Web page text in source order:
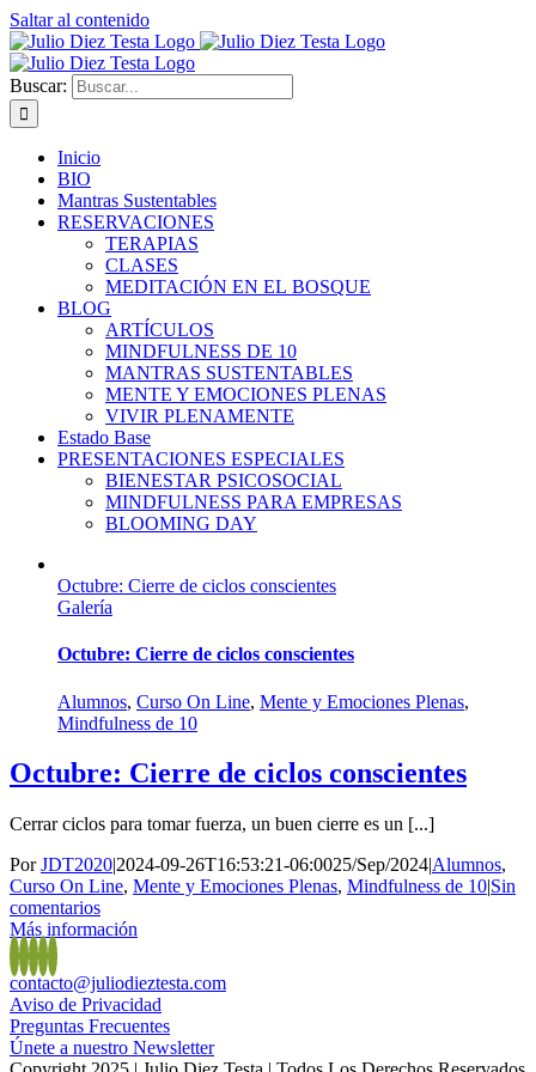
Saltar al contenido
Buscar:
Inicio
BIO
Mantras Sustentables
RESERVACIONES
TERAPIAS
CLASES
MEDITACIÓN EN EL BOSQUE
BLOG
ARTÍCULOS
MINDFULNESS DE 10
MANTRAS SUSTENTABLES
MENTE Y EMOCIONES PLENAS
VIVIR PLENAMENTE
Estado Base
PRESENTACIONES ESPECIALES
BIENESTAR PSICOSOCIAL
MINDFULNESS PARA EMPRESAS
BLOOMING DAY
Octubre: Cierre de ciclos conscientes
Galería
Octubre: Cierre de ciclos conscientes
Alumnos, Curso On Line, Mente y Emociones Plenas,
Mindfulness de 10
Octubre: Cierre de ciclos conscientes
Cerrar ciclos para tomar fuerza, un buen cierre es un [...]
PorJDT2020|2024-09-26T16:53:21-06:0025/Sep/2024|Alumnos,
Curso On Line, Mente y Emociones Plenas, Mindfulness de 10|Sin
comentarios
Más información
contacto@juliodieztesta.com
Aviso de Privacidad
Preguntas Frecuentes
Únete a nuestro Newsletter